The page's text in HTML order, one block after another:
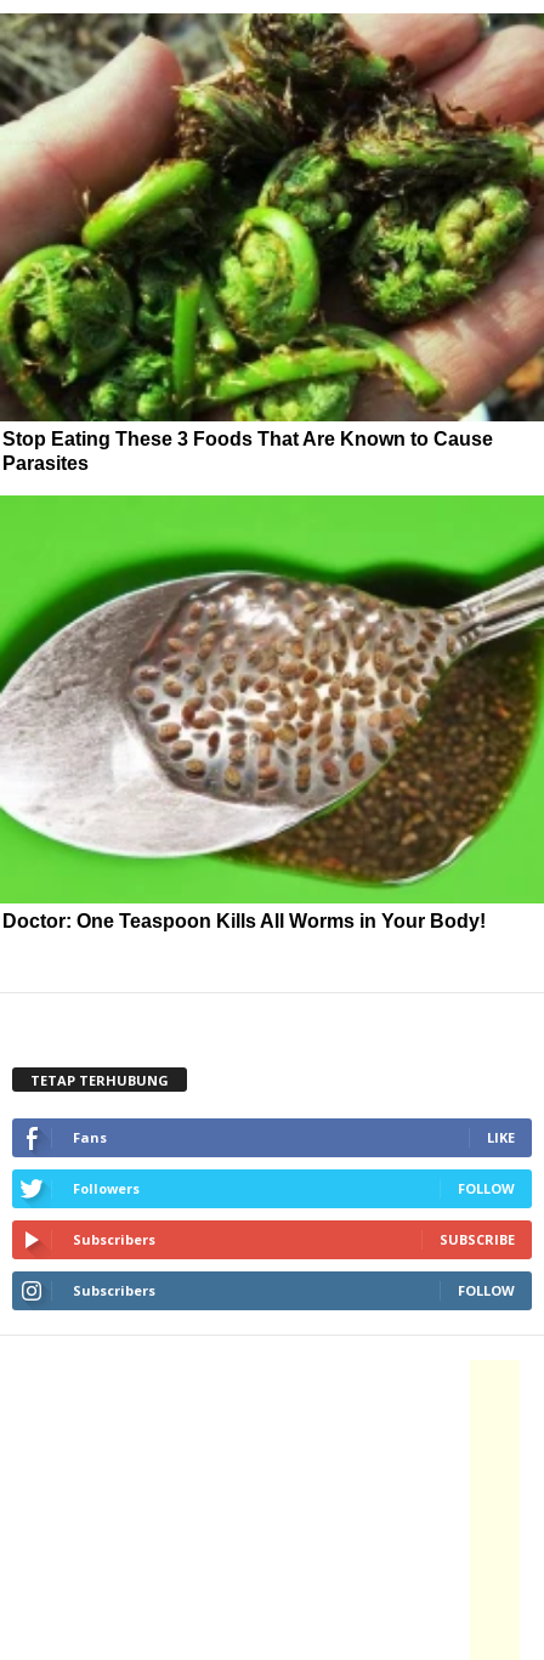
Stop Eating These 3 Foods That Are Known to Cause
Parasites
Doctor: One Teaspoon Kills All Worms in Your Body!
TETAP TERHUBUNG
Fans LIKE
Followers FOLLOW
Subscribers SUBSCRIBE
Subscribers FOLLOW